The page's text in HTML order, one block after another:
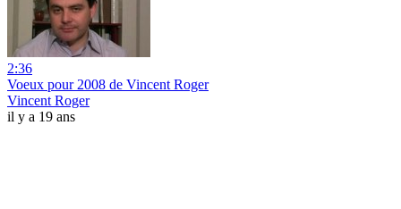
2:36
Voeux pour 2008 de Vincent Roger
Vincent Roger
il y a 19 ans